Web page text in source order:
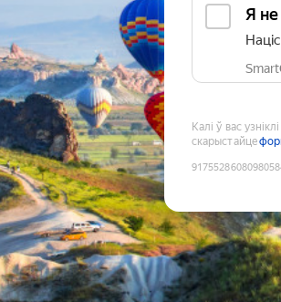
Я
Калі ў вас
скарыстайце